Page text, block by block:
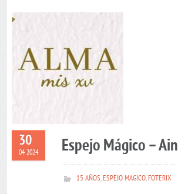
30
04 2024 Espejo Mágico – Ain
15 AÑOS,ESPEJO MAGICO,FOTERIX